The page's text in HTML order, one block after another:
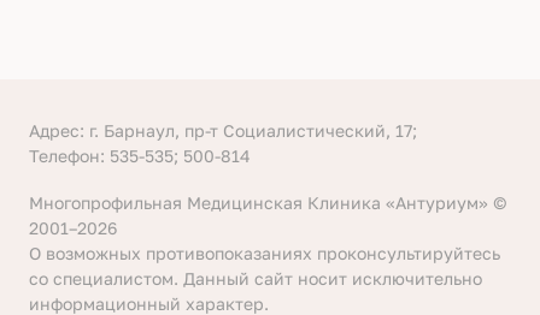
Адрес: г. Барнаул, пр-т Социалистический, 17;
Телефон: 535-535; 500-814
Многопрофильная Медицинская Клиника «Антуриум» ©
2001–2026
О возможных противопоказаниях проконсультируйтесь
со специалистом. Данный сайт носит исключительно
информационный характер.